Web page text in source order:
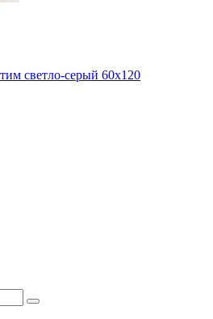
светло-серый 60х120